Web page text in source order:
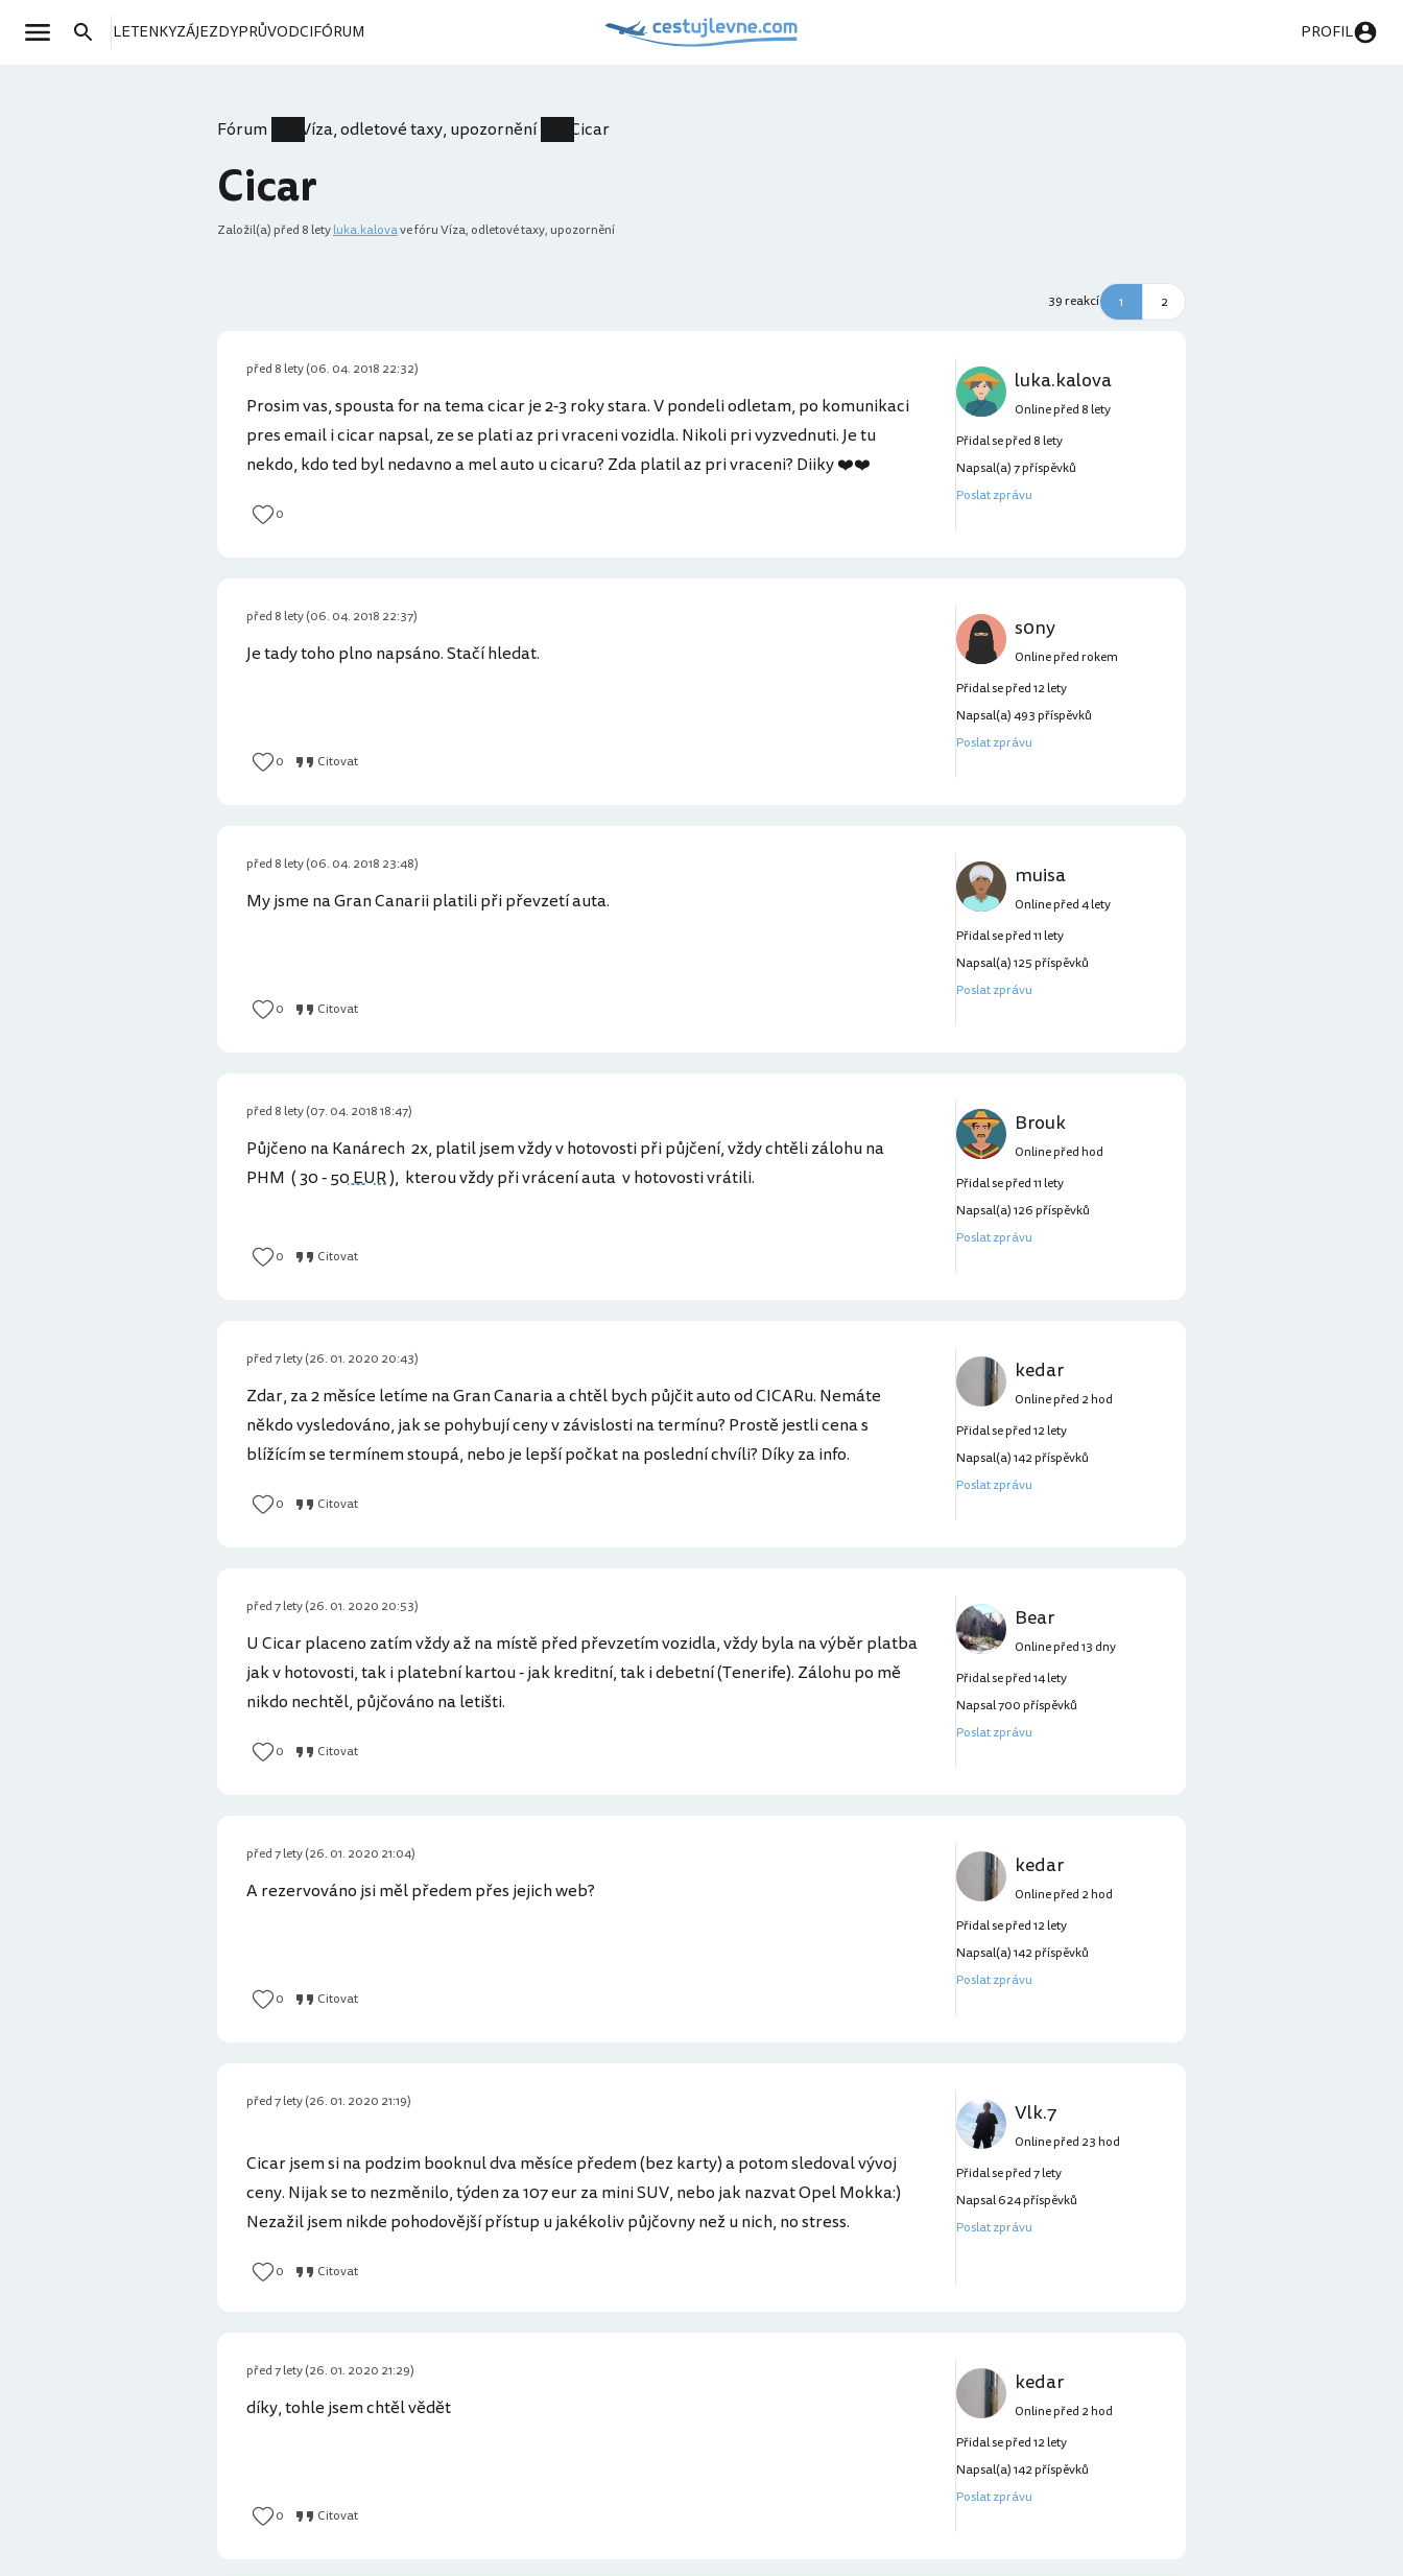
LETENKYZÁJEZDYPRŮVODCIFÓRUM PROFIL
Fórum Víza, odletové taxy, upozornění Cicar
Cicar
Založil(a) před 8 letyluka.kalovave fóru Víza, odletové taxy, upozornění
39 reakcí 1 2
Prosim vas, spousta for na tema cicar je 2-3 roky stara. V pondeli odletam, po komunikaci
pres email i cicar napsal, ze se plati az pri vraceni vozidla. Nikoli pri vyzvednuti. Je tu
nekdo, kdo ted byl nedavno a mel auto u cicaru? Zda platil az pri vraceni? Diiky ❤️❤️
0
luka.kalova
před 8 lety (06. 04. 2018 22:32)
Online před 8 lety
Přidal se před 8 lety
Napsal(a) 7 příspěvků
Poslat zprávu
Je tady toho plno napsáno. Stačí hledat.
0 Citovat
s0ny
před 8 lety (06. 04. 2018 22:37)
Online před rokem
Přidal se před 12 lety
Napsal(a) 493 příspěvků
Poslat zprávu
My jsme na Gran Canarii platili při převzetí auta.
0 Citovat
muisa
před 8 lety (06. 04. 2018 23:48)
Online před 4 lety
Přidal se před 11 lety
Napsal(a) 125 příspěvků
Poslat zprávu
Půjčeno na Kanárech 2x, platil jsem vždy v hotovosti při půjčení, vždy chtěli zálohu na
PHM ( 30 -50 EUR), kterou vždy při vrácení auta v hotovosti vrátili.
0 Citovat
Brouk
před 8 lety (07. 04. 2018 18:47)
Online před hod
Přidal se před 11 lety
Napsal(a) 126 příspěvků
Poslat zprávu
Zdar, za 2 měsíce letíme na Gran Canaria a chtěl bych půjčit auto od CICARu. Nemáte
někdo vysledováno, jak se pohybují ceny v závislosti na termínu? Prostě jestli cena s
blížícím se termínem stoupá, nebo je lepší počkat na poslední chvíli? Díky za info.
0 Citovat
kedar
před 7 lety (26. 01. 2020 20:43)
Online před 2 hod
Přidal se před 12 lety
Napsal(a) 142 příspěvků
Poslat zprávu
U Cicar placeno zatím vždy až na místě před převzetím vozidla, vždy byla na výběr platba
jak v hotovosti, tak i platební kartou - jak kreditní, tak i debetní (Tenerife). Zálohu po mě
nikdo nechtěl, půjčováno na letišti.
0 Citovat
Bear
před 7 lety (26. 01. 2020 20:53)
Online před 13 dny
Přidal se před 14 lety
Napsal 700 příspěvků
Poslat zprávu
A rezervováno jsi měl předem přes jejich web?
0 Citovat
kedar
před 7 lety (26. 01. 2020 21:04)
Online před 2 hod
Přidal se před 12 lety
Napsal(a) 142 příspěvků
Poslat zprávu
Cicar jsem si na podzim booknul dva měsíce předem (bez karty) a potom sledoval vývoj
ceny. Nijak se to nezměnilo, týden za 107 eur za mini SUV, nebo jak nazvat Opel Mokka:)
Nezažil jsem nikde pohodovější přístup u jakékoliv půjčovny než u nich, no stress.
0 Citovat
Vlk.7
před 7 lety (26. 01. 2020 21:19)
Online před 23 hod
Přidal se před 7 lety
Napsal 624 příspěvků
Poslat zprávu
díky, tohle jsem chtěl vědět
0 Citovat
kedar
před 7 lety (26. 01. 2020 21:29)
Online před 2 hod
Přidal se před 12 lety
Napsal(a) 142 příspěvků
Poslat zprávu